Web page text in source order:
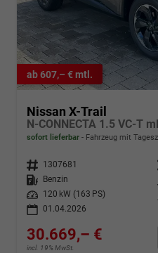
ab 607,– € mtl.
Nissan X-Trail
sofort lieferbar Fahrzeug mit
Fahrzeugnr. 1307681
Kraftstoff
Benzin
Leistung
120 kW (163 PS)
01.04.2026
30.669,– €
incl. 19% MwSt.